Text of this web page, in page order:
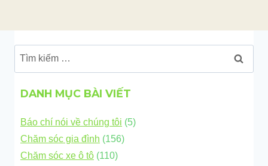
Tìm
kiếm
cho:
DANH MỤC BÀI VIẾT
Báo chí nói về chúng tôi (5)
Chăm sóc gia đình (156)
Chăm sóc xe ô tô (110)